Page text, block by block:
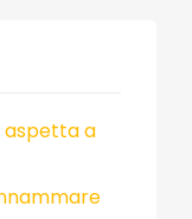
aspetta a